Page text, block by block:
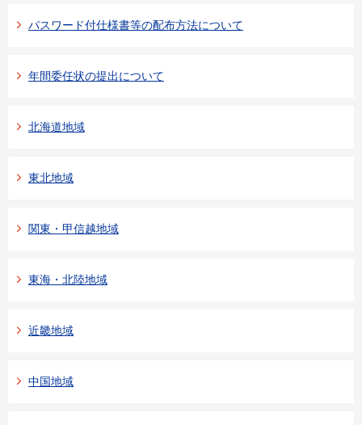
パスワード付仕様書等の配布方法について
年間委任状の提出について
北海道地域
東北地域
関東・甲信越地域
東海・北陸地域
近畿地域
中国地域